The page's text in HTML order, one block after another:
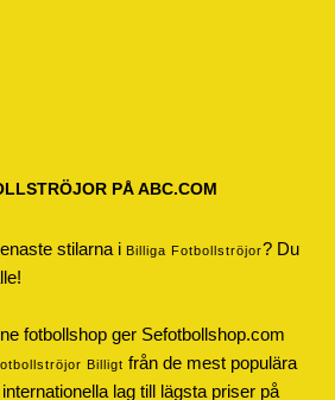
PÅ ABC.COM
stilarna i Billiga Fotbollströjor? Du
fotbollshop ger Sefotbollshop.com
Billigt från de mest populära
lag till lägsta priser på